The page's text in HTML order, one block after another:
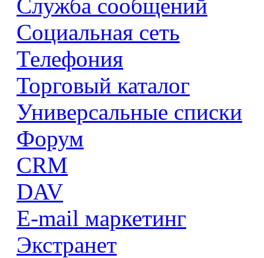
Служба сообщений
Социальная сеть
Телефония
Торговый каталог
Универсальные списки
Форум
CRM
DAV
E-mail маркетинг
Экстранет